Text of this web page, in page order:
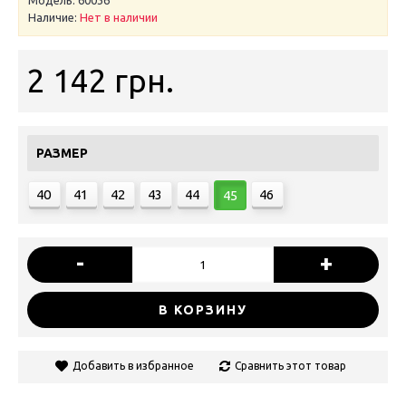
Наличие: Нет в наличии
2 142 грн.
РАЗМЕР
40 41 42 43 44 45 46
- +
В КОРЗИНУ
Добавить в избранное Сравнить этот товар